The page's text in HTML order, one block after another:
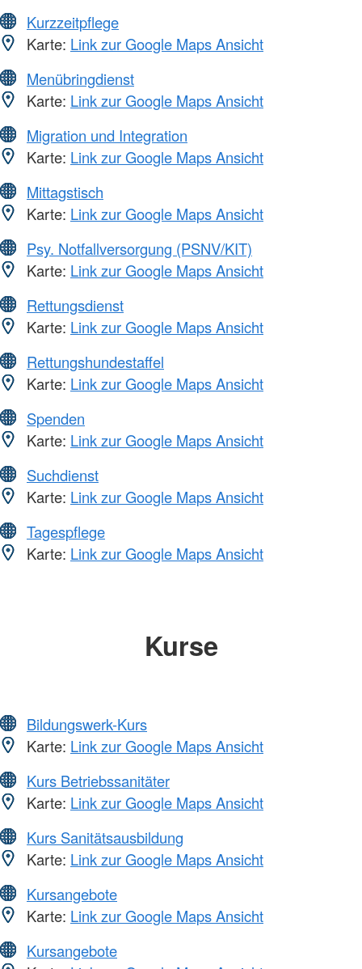
Kurzzeitpflege
Karte: Link zur Google Maps Ansicht
Menübringdienst
Karte: Link zur Google Maps Ansicht
Migration und Integration
Karte: Link zur Google Maps Ansicht
Mittagstisch
Karte: Link zur Google Maps Ansicht
Psy. Notfallversorgung (PSNV/KIT)
Karte: Link zur Google Maps Ansicht
Rettungsdienst
Karte: Link zur Google Maps Ansicht
Rettungshundestaffel
Karte: Link zur Google Maps Ansicht
Spenden
Karte: Link zur Google Maps Ansicht
Suchdienst
Karte: Link zur Google Maps Ansicht
Tagespflege
Karte: Link zur Google Maps Ansicht
Kurse
Bildungswerk-Kurs
Karte: Link zur Google Maps Ansicht
Kurs Betriebssanitäter
Karte: Link zur Google Maps Ansicht
Kurs Sanitätsausbildung
Karte: Link zur Google Maps Ansicht
Kursangebote
Karte: Link zur Google Maps Ansicht
Kursangebote